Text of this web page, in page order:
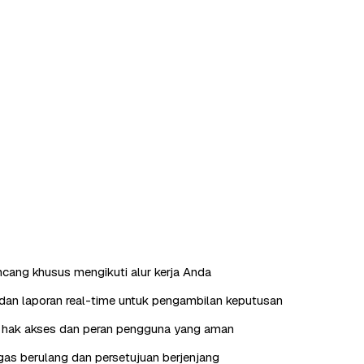
khusus mengikuti alur kerja Anda
laporan real-time untuk pengambilan keputusan
akses dan peran pengguna yang aman
berulang dan persetujuan berjenjang